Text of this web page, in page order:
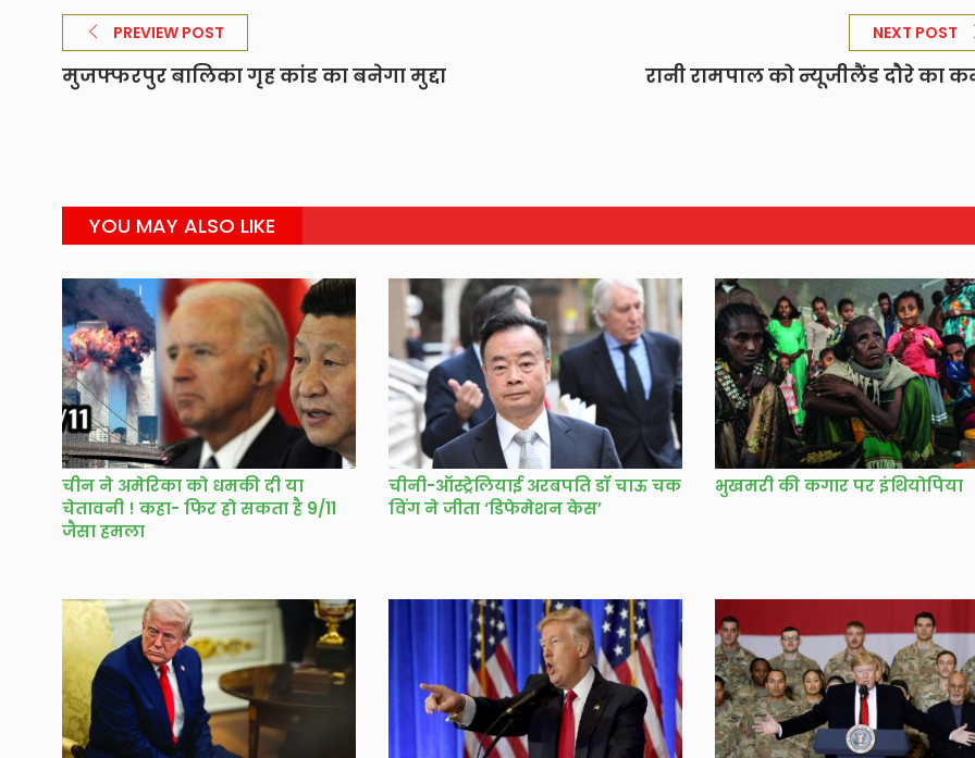
PREVIEW POST
मुजफ्फरपुर बालिका गृह कांड का बनेगा मुद्दा
NEXT POST
रानी रामपाल को न्यूजीलैंड दौरे का
YOU MAY ALSO LIKE
चीन ने अमेरिका को धमकी दी या
चेतावनी ! कहा- फिर हो सकता है 9/11
जैसा हमला
चीनी-ऑस्ट्रेलियाई अरबपति डॉ चाऊ चक
विंग ने जीता ‘डिफेमेशन केस’
भुखमरी की कगार पर इंथियोपिया